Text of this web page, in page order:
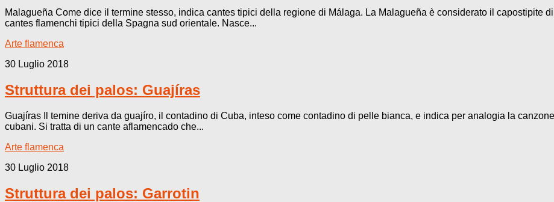
Malagueña Come dice il termine stesso, indica cantes tipici della regione di Málaga. La Malagueña è considerato il capostipite
cantes flamenchi tipici della Spagna sud orientale. Nasce...
Arte flamenca
30 Luglio 2018
Struttura dei palos: Guajíras
Guajíras Il temine deriva da guajíro, il contadino di Cuba, inteso come contadino di pelle bianca, e indica per analogia la
cubani. Si tratta di un cante aflamencado che...
Arte flamenca
30 Luglio 2018
Struttura dei palos: Garrotin